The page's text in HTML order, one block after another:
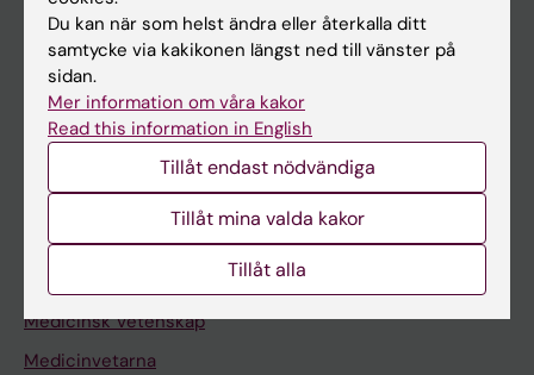
Upptäck KI
Utbildning
Forskarutbildning
Medicinsk Vetenskap
Medicinvetarna
Du kan när som helst ändra eller återkalla ditt
samtycke via kakikonen längst ned till vänster på
sidan.
Mer information om våra kakor
Read this information in English
Tillåt endast nödvändiga
Tillåt mina valda kakor
Tillåt alla